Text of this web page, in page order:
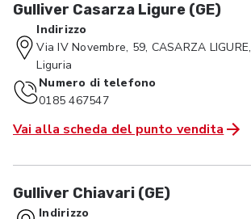
Gulliver Casarza Ligure (GE)
Indirizzo
Via IV Novembre, 59, CASARZA
Liguria
Numero di telefono
0185 467547
Vai alla scheda del punto vendita
Gulliver Chiavari (GE)
Indirizzo